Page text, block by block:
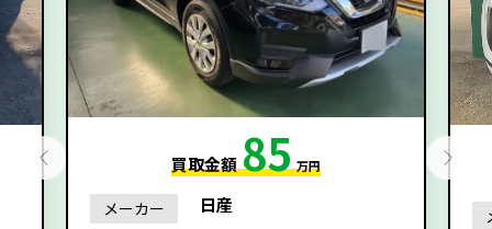
買取金額85 万円
メーカー 日産